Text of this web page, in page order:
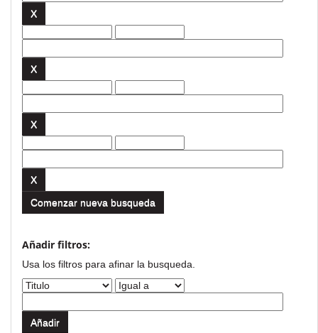
Comenzar nueva busqueda
Añadir filtros:
Usa los filtros para afinar la busqueda.